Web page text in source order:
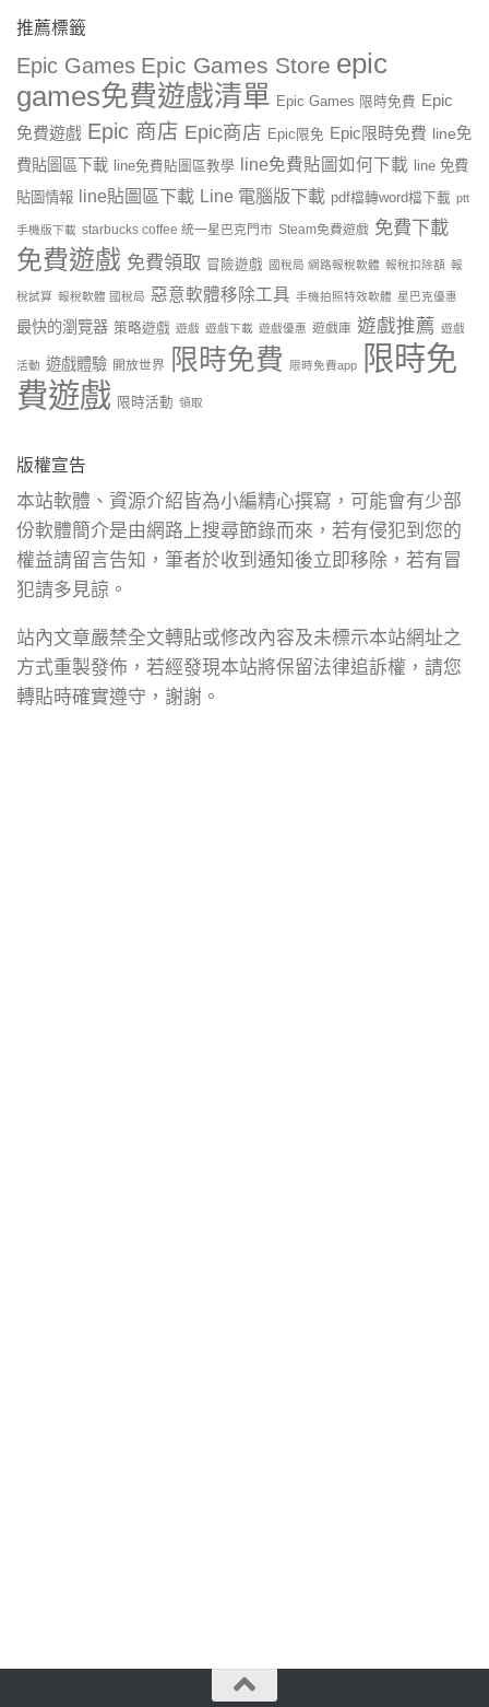
推薦標籤
Epic Games Epic Games Store epic
games免費遊戲清單 Epic Games 限時免費 Epic
免費遊戲 Epic 商店 Epic商店 Epic限免 Epic限時免費 line免
費貼圖區下載
line免費貼圖區教學 line免費貼圖如何下載
line 免費
貼圖情報
line貼圖區下載 Line 電腦版下載 pdf檔轉word檔下載 ptt
手機版下載 starbucks coffee 統一星巴克門市 Steam免費遊戲 免費下載
免費遊戲 免費領取 冒險遊戲 國稅局 網路報稅軟體 報稅扣除額 報
稅試算 報稅軟體 國稅局 惡意軟體移除工具 手機拍照特效軟體 星巴克優惠
最快的瀏覽器 策略遊戲 遊戲 遊戲下載 遊戲優惠 遊戲庫 遊戲推薦 遊戲
活動 遊戲體驗 開放世界 限時免費 限時免費app
限時免
費遊戲 限時活動 領取
版權宣告
本站軟體、資源介紹皆為小編精心撰寫，可能會有少部
份軟體簡介是由網路上搜尋節錄而來，若有侵犯到您的
權益請留言告知，筆者於收到通知後立即移除，若有冒
犯請多見諒。
站內文章嚴禁全文轉貼或修改內容及未標示本站網址之
方式重製發佈，若經發現本站將保留法律追訴權，請您
轉貼時確實遵守，謝謝。